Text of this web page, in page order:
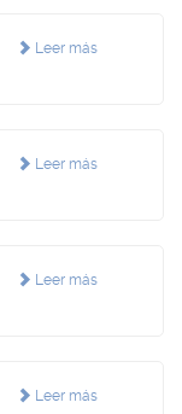
Leer más
Leer más
Leer más
Leer más